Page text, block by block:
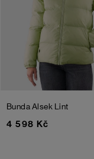
Bunda Alsek Lint
4 598 Kč